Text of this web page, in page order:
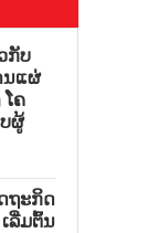
ກັບ
ນແຜ່
ໂຄ
ຜູ້
ຖະກິດ
ລີ່ມຕົ້ນ